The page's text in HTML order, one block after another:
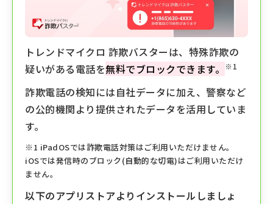
トレンドマイクロ 詐欺バスターは、特殊詐欺の
疑いがある電話を無料でブロックできます。 ※1
詐欺電話の検知には自社データに加え、警察など
の公的機関より提供されたデータを活用していま
す。
※1 iPadOSでは詐欺電話対策はご利用いただけません。
iOSでは発信時のブロック(自動的な切電)はご利用いただけ
ません。
以下のアプリストアよりインストールしましょ